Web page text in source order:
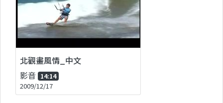
北觀畫風情_中文
影音 14:14
2009/12/17